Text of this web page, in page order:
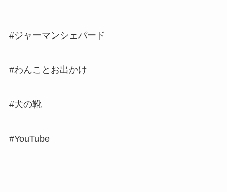
#ジャーマンシェパード
#わんことお出かけ
#犬の靴
#YouTube